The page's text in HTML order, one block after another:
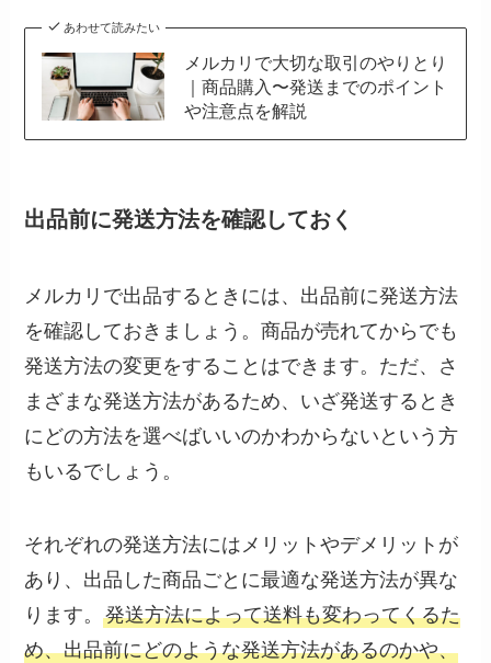
あわせて読みたい
メルカリで大切な取引のやりとり
｜商品購入〜発送までのポイント
や注意点を解説
出品前に発送方法を確認しておく
メルカリで出品するときには、出品前に発送方法
を確認しておきましょう。商品が売れてからでも
発送方法の変更をすることはできます。ただ、さ
まざまな発送方法があるため、いざ発送するとき
にどの方法を選べばいいのかわからないという方
もいるでしょう。
それぞれの発送方法にはメリットやデメリットが
あり、出品した商品ごとに最適な発送方法が異な
ります。発送方法によって送料も変わってくるた
め、出品前にどのような発送方法があるのかや、